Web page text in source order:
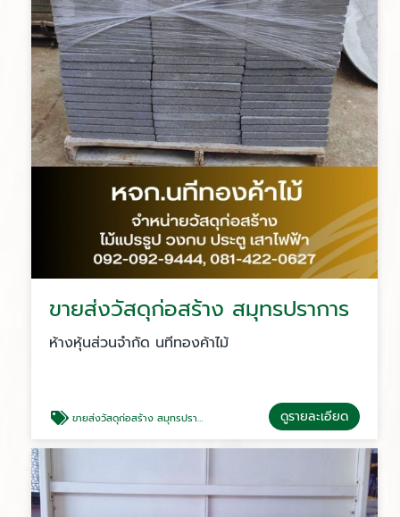
ขายส่งวัสดุก่อสร้าง สมุทรปราการ
ห้างหุ้นส่วนจำกัด นทีทองค้าไม้
ขายส่งวัสดุก่อสร้าง สมุทรปราการ ดูรายละเอียด